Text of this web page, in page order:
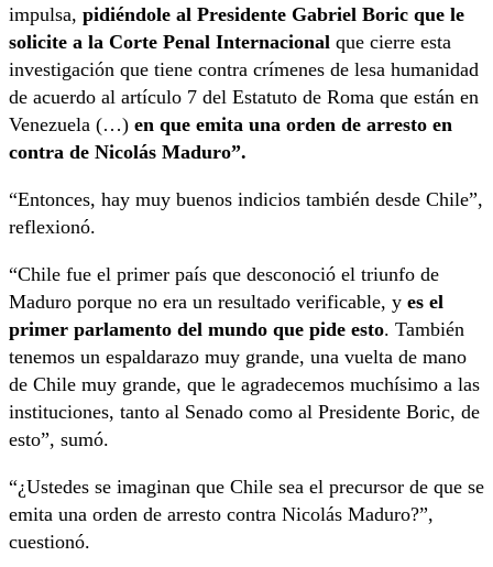
impulsa, pidiéndole al Presidente Gabriel Boric que le
solicite a la Corte Penal Internacional que cierre esta
investigación que tiene contra crímenes de lesa humanidad
de acuerdo al artículo 7 del Estatuto de Roma que están en
Venezuela (…) en que emita una orden de arresto en
contra de Nicolás Maduro”.
“Entonces, hay muy buenos indicios también desde Chile”,
reflexionó.
“Chile fue el primer país que desconoció el triunfo de
Maduro porque no era un resultado verificable, y es el
primer parlamento del mundo que pide esto. También
tenemos un espaldarazo muy grande, una vuelta de mano
de Chile muy grande, que le agradecemos muchísimo a las
instituciones, tanto al Senado como al Presidente Boric, de
esto”, sumó.
“¿Ustedes se imaginan que Chile sea el precursor de que se
emita una orden de arresto contra Nicolás Maduro?”,
cuestionó.